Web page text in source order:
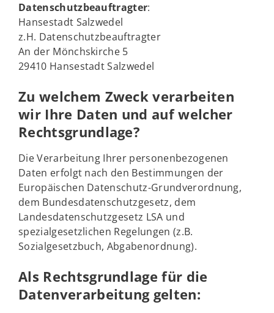
Datenschutzbeauftragter:
Hansestadt Salzwedel
z.H. Datenschutzbeauftragter
An der Mönchskirche 5
29410 Hansestadt Salzwedel
Zu welchem Zweck verarbeiten
wir Ihre Daten und auf welcher
Rechtsgrundlage?
Die Verarbeitung Ihrer personenbezogenen
Daten erfolgt nach den Bestimmungen der
Europäischen Datenschutz-Grundverordnung,
dem Bundesdatenschutzgesetz, dem
Landesdatenschutzgesetz LSA und
spezialgesetzlichen Regelungen (z.B.
Sozialgesetzbuch, Abgabenordnung).
Als Rechtsgrundlage für die
Datenverarbeitung gelten: